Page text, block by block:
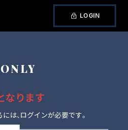
LOGIN
なります
は、ログインが必要です。